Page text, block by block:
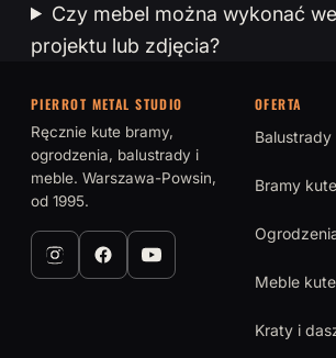
Czy mebel można wykonać
projektu lub zdjęcia?
PIERROT METAL STUDIO
Ręcznie kute bramy,
ogrodzenia, balustrady i
meble. Warszawa-Powsin,
od 1995.
OFERTA
Bramy kute
Meble kute
Kraty i